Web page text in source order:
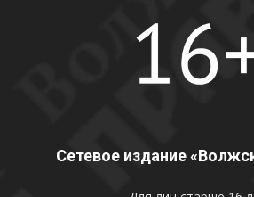
Сетевое издание